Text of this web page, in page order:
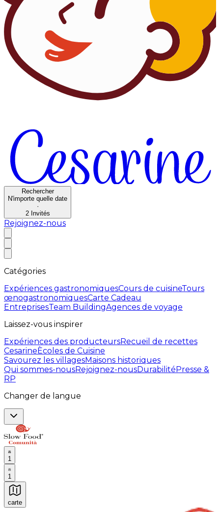
Rechercher
N'importe quelle date
·
2 Invités
Rejoignez-nous
Catégories
Expériences gastronomiquesCours de cuisineTours
œnogastronomiquesCarte Cadeau
EntreprisesTeam BuildingAgences de voyage
Laissez-vous inspirer
Expériences des producteursRecueil de recettes
CesarineÈcoles de Cuisine
Savourez les villagesMaisons historiques
Qui sommes-nousRejoignez-nousDurabilitéPresse &
RP
Changer de langue
1
1
carte